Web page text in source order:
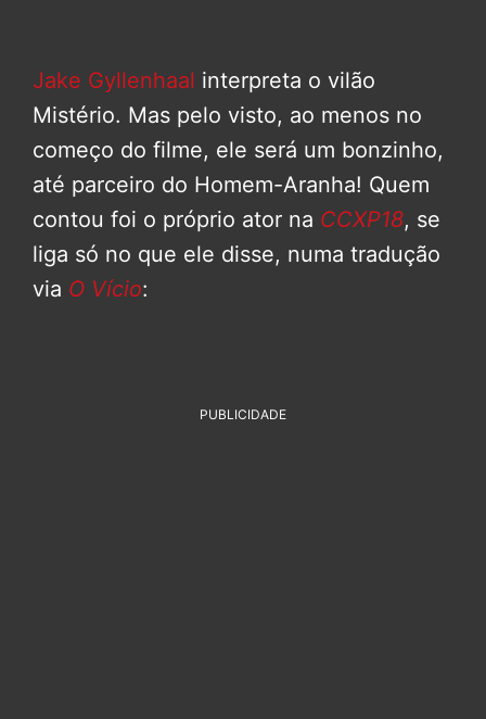
Jake Gyllenhaal interpreta o vilão
Mistério. Mas pelo visto, ao menos no
começo do filme, ele será um bonzinho,
até parceiro do Homem-Aranha! Quem
contou foi o próprio ator na CCXP18, se
liga só no que ele disse, numa tradução
via O Vício:
PUBLICIDADE